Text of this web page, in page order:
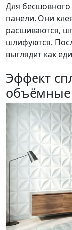
Для бесшовного
панели. Они
расшиваются,
шлифуются.
выглядит как
Эффект
объёмные